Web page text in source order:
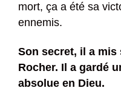
mort, ça a été sa
ennemis.
Son secret, il a mis
Rocher. Il a gardé
absolue en Dieu.